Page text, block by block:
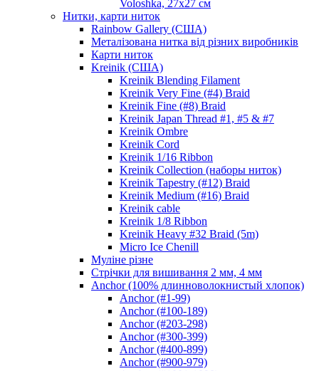
Voloshka, 27х27 см
Нитки, карти ниток
Rainbow Gallery (США)
Металізована нитка від різних виробників
Карти ниток
Kreinik (США)
Kreinik Blending Filament
Kreinik Very Fine (#4) Braid
Kreinik Fine (#8) Braid
Kreinik Japan Thread #1, #5 & #7
Kreinik Ombre
Kreinik Cord
Kreinik 1/16 Ribbon
Kreinik Collection (наборы ниток)
Kreinik Tapestry (#12) Braid
Kreinik Medium (#16) Braid
Kreinik cable
Kreinik 1/8 Ribbon
Kreinik Heavy #32 Braid (5m)
Micro Ice Chenill
Муліне різне
Стрічки для вишивання 2 мм, 4 мм
Anchor (100% длинноволокнистый хлопок)
Anchor (#1-99)
Anchor (#100-189)
Anchor (#203-298)
Anchor (#300-399)
Anchor (#400-899)
Anchor (#900-979)